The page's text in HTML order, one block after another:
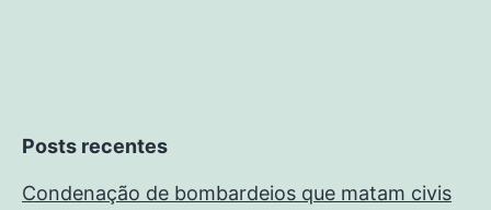
Posts recentes
Condenação de bombardeios que matam civis